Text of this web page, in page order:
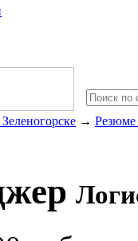
→ Резюме